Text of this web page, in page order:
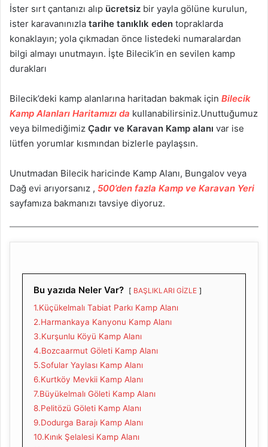
İster sırt çantanızı alıp ücretsiz bir yayla gölüne kurulun,
ister karavanınızla tarihe tanıklık eden topraklarda
konaklayın; yola çıkmadan önce listedeki numaralardan
bilgi almayı unutmayın. İşte Bilecik’in en sevilen kamp
durakları
Bilecik’deki kamp alanlarına haritadan bakmak için Bilecik
Kamp Alanları Haritamızı da kullanabilirsiniz.Unuttuğumuz
veya bilmediğimiz Çadır ve Karavan Kamp alanı var ise
lütfen yorumlar kısmından bizlerle paylaşsın.
Unutmadan Bilecik haricinde Kamp Alanı, Bungalov veya
Dağ evi arıyorsanız , 500’den fazla Kamp ve Karavan Yeri
sayfamıza bakmanızı tavsiye diyoruz.
Bu yazıda Neler Var? BAŞLIKLARI GİZLE
1.Küçükelmalı Tabiat Parkı Kamp Alanı
2.Harmankaya Kanyonu Kamp Alanı
3.Kurşunlu Köyü Kamp Alanı
4.Bozcaarmut Göleti Kamp Alanı
5.Sofular Yaylası Kamp Alanı
6.Kurtköy Mevkii Kamp Alanı
7.Büyükelmalı Göleti Kamp Alanı
8.Pelitözü Göleti Kamp Alanı
9.Dodurga Barajı Kamp Alanı
10.Kınık Şelalesi Kamp Alanı